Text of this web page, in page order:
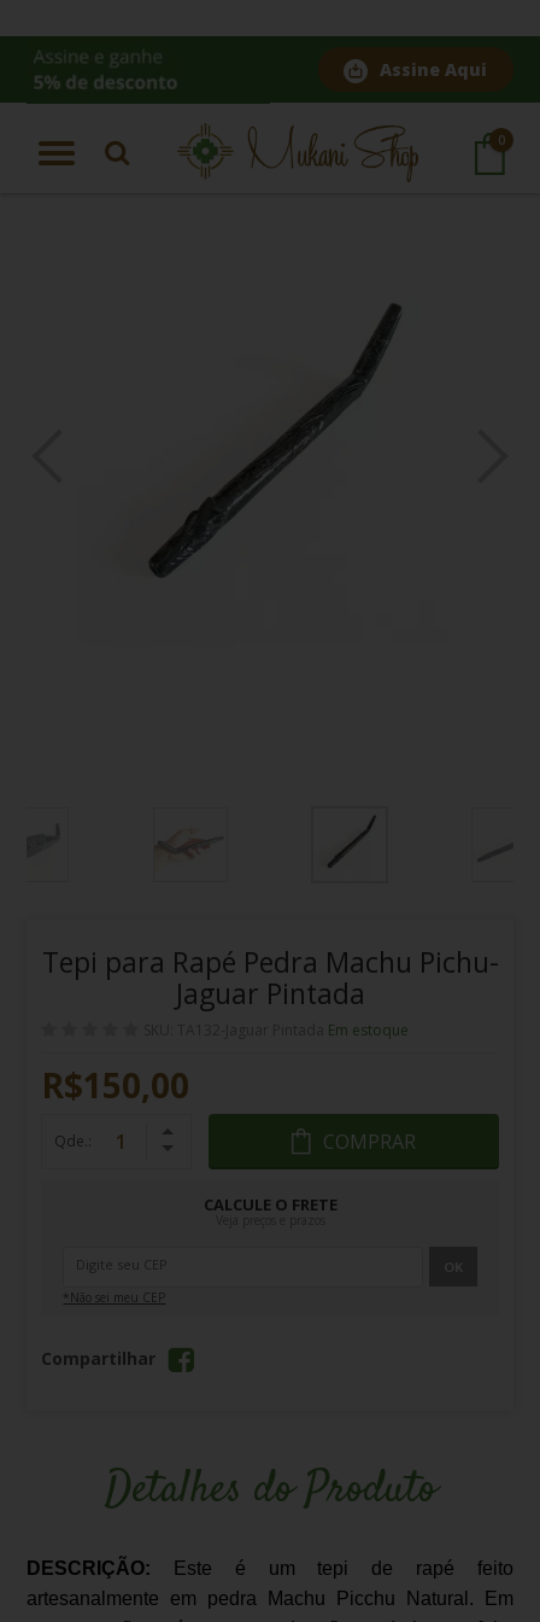
Assine Aqui
0
Página Inicial | Tepi para Rapé Pedra Machu Pichu-Jaguar Pintada
Tepi para Rapé Pedra Machu Pichu-
Jaguar Pintada
Em estoque
R$150,00
Qde.: COMPRAR
CALCULE O FRETE
OK
*Não sei meu CEP
Compartilhar
Detalhes do Produto
DESCRIÇÃO: Este é um tepi de rapé feito
artesanalmente em pedra Machu Picchu Natural. Em